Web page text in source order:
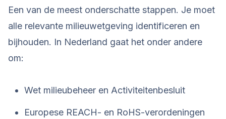
Een van de meest onderschatte stappen. Je moet
alle relevante milieuwetgeving identificeren en
bijhouden. In Nederland gaat het onder andere
om:
Wet milieubeheer en Activiteitenbesluit
Europese REACH- en RoHS-verordeningen